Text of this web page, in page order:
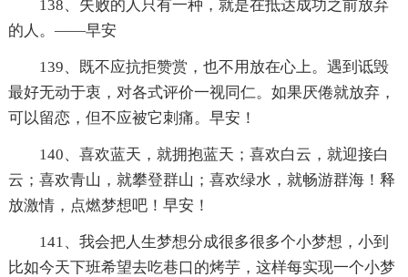
138、失败的人只有一种，就是在抵达成功之前放弃
的人。——早安
139、既不应抗拒赞赏，也不用放在心上。遇到诋毁
最好无动于衷，对各式评价一视同仁。如果厌倦就放弃，
可以留恋，但不应被它刺痛。早安！
140、喜欢蓝天，就拥抱蓝天；喜欢白云，就迎接白
云；喜欢青山，就攀登群山；喜欢绿水，就畅游群海！释
放激情，点燃梦想吧！早安！
141、我会把人生梦想分成很多很多个小梦想，小到
比如今天下班希望去吃巷口的烤芋，这样每实现一个小梦